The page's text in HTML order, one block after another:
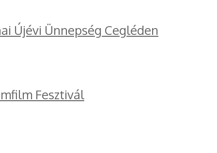
Újévi Ünnepség Cegléden
Fesztivál